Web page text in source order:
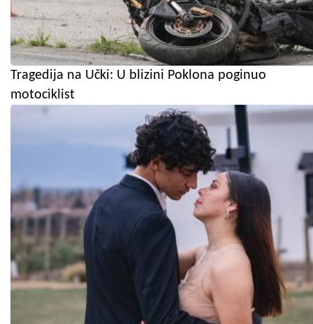
Tragedija na Učki: U blizini Poklona poginuo
motociklist